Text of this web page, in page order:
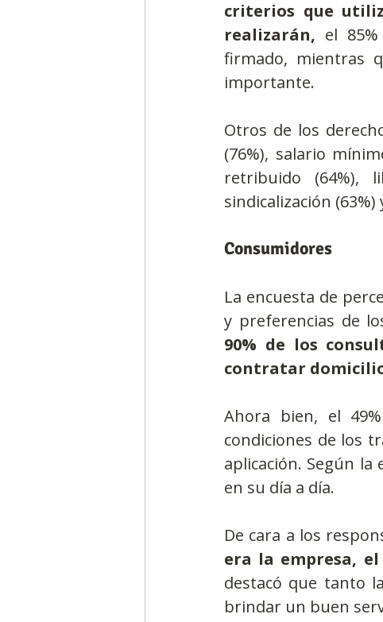
criterios que
realizarán, el
firmado, mientras
importante.
Otros de los
(76%), salario
retribuido (64%),
sindicalización
Consumidores
La encuesta de
y preferencias de
90% de los
contratar
Ahora bien, el
condiciones de los
aplicación. Según
en su día a día.
De cara a los
era la empresa,
destacó que tanto
brindar un buen